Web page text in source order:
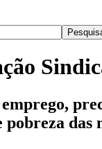
pobreza das